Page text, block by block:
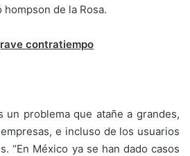
hompson de la Rosa.
contratiempo
un problema que atañe a grandes,
e incluso de los usuarios
“En México ya se han dado casos